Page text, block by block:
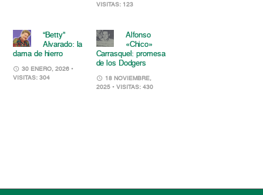
VISITAS: 123
“Betty”
Alvarado: la
dama de hierro
30 ENERO, 2026 •
VISITAS: 304
Alfonso
«Chico»
Carrasquel: promesa
de los Dodgers
18 NOVIEMBRE,
2025 • VISITAS: 430